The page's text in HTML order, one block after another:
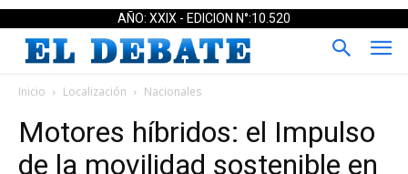
AÑO: XXIX - EDICION N°:10.520
Inicio Localización Nacionales
Motores híbridos: el Impulso
de la movilidad sostenible en